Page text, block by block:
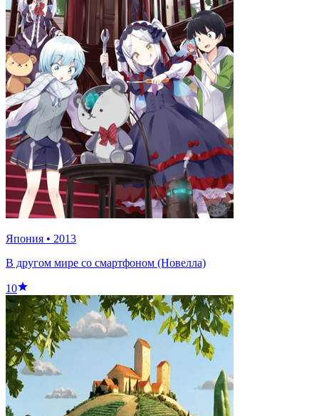
Япония • 2013
В другом мире со смартфоном (Новелла)
10